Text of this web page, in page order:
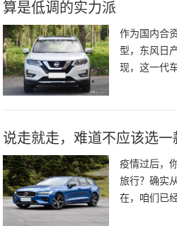
算是低调的实力派
作为国内合
型，东风日
现，这一代
级别其它品
说走就走，难道不应该选一
疫情过后，
旅行？确实
在，咱们已
但是对于全